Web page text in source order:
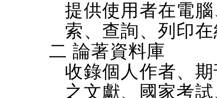
提供使用者在電
索、查詢、列印
二 論著資料庫
收錄個人作者、
之文獻、國家考